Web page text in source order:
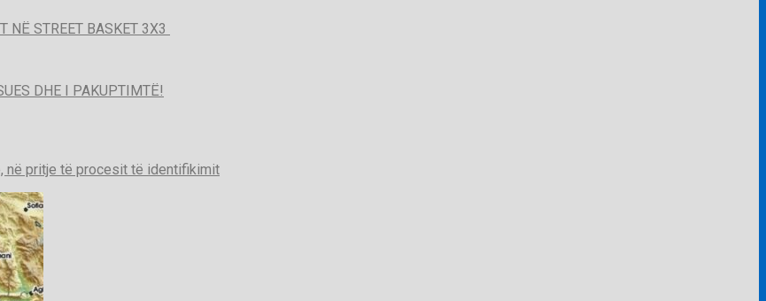
NË STREET BASKET 3X3
DHE I PAKUPTIMTË!
në pritje të procesit të identifikimit